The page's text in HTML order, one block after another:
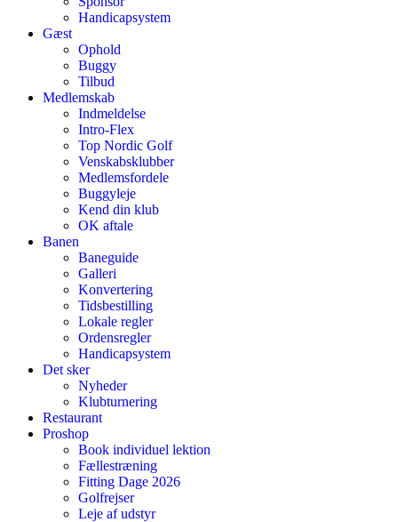
Handicapsystem
Gæst
Ophold
Buggy
Tilbud
Medlemskab
Indmeldelse
Intro-Flex
Top Nordic Golf
Venskabsklubber
Medlemsfordele
Buggyleje
Kend din klub
OK aftale
Banen
Baneguide
Galleri
Konvertering
Tidsbestilling
Lokale regler
Ordensregler
Handicapsystem
Det sker
Nyheder
Klubturnering
Restaurant
Proshop
Book individuel lektion
Fællestræning
Fitting Dage 2026
Golfrejser
Leje af udstyr